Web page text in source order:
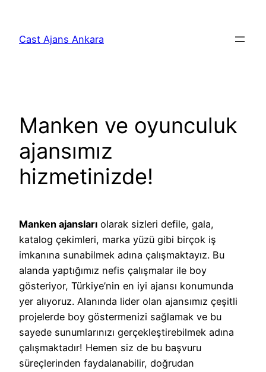
Cast Ajans Ankara
Manken ve oyunculuk
ajansımız
hizmetinizde!
Manken ajansları olarak sizleri defile, gala,
katalog çekimleri, marka yüzü gibi birçok iş
imkanına sunabilmek adına çalışmaktayız. Bu
alanda yaptığımız nefis çalışmalar ile boy
gösteriyor, Türkiye’nin en iyi ajansı konumunda
yer alıyoruz. Alanında lider olan ajansımız çeşitli
projelerde boy göstermenizi sağlamak ve bu
sayede sunumlarınızı gerçekleştirebilmek adına
çalışmaktadır! Hemen siz de bu başvuru
süreçlerinden faydalanabilir, doğrudan